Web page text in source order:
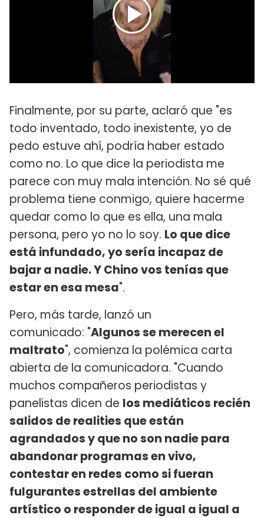
Finalmente, por su parte, aclaró que "es
todo inventado, todo inexistente, yo de
pedo estuve ahí, podría haber estado
como no. Lo que dice la periodista me
parece con muy mala intención. No sé qué
problema tiene conmigo, quiere hacerme
quedar como lo que es ella, una mala
persona, pero yo no lo soy. Lo que dice
está infundado, yo sería incapaz de
bajar a nadie. Y Chino vos tenías que
estar en esa mesa".
Pero, más tarde, lanzó un
comunicado: "Algunos se merecen el
maltrato", comienza la polémica carta
abierta de la comunicadora. "Cuando
muchos compañeros periodistas y
panelistas dicen de los mediáticos recién
salidos de realities que están
agrandados y que no son nadie para
abandonar programas en vivo,
contestar en redes como si fueran
fulgurantes estrellas del ambiente
artístico o responder de igual a igual a